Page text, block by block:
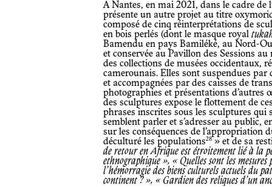
A Nantes, en mai 2021, dans le cadre de
présente un autre projet au titre
composé de cinq réinterprétations de
en bois perlés (dont le masque royal
Bamendu en pays Bamiléké, au Nord-
et conservée au Pavillon des Sessions
des collections de musées occidentaux,
camerounais. Elles sont suspendues par
et accompagnées par des caisses de
photographies et présentations d’autres
des sculptures expose le flottement de
phrases inscrites sous les sculptures
semblent parler et s’adresser au public,
sur les conséquences de
déculturé les populations28 » et de sa
de retour en Afrique est étroitement lié à la
ethnographique », « Quelles sont les
l’hémorragie des biens culturels actuels du
continent ? », « Gardien des reliques d’un